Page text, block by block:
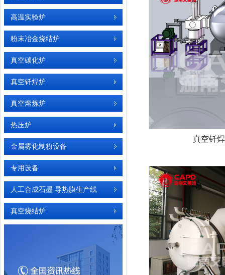
高温实验炉
粉末冶金烧结炉
真空碳化炉
真空钎焊炉
真空熔炼炉
热压炉
金属雾化制粉设备
专用设备
人工合成石墨 导热膜生产线
真空烧结炉
真空钎